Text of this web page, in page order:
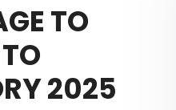
TO
2025